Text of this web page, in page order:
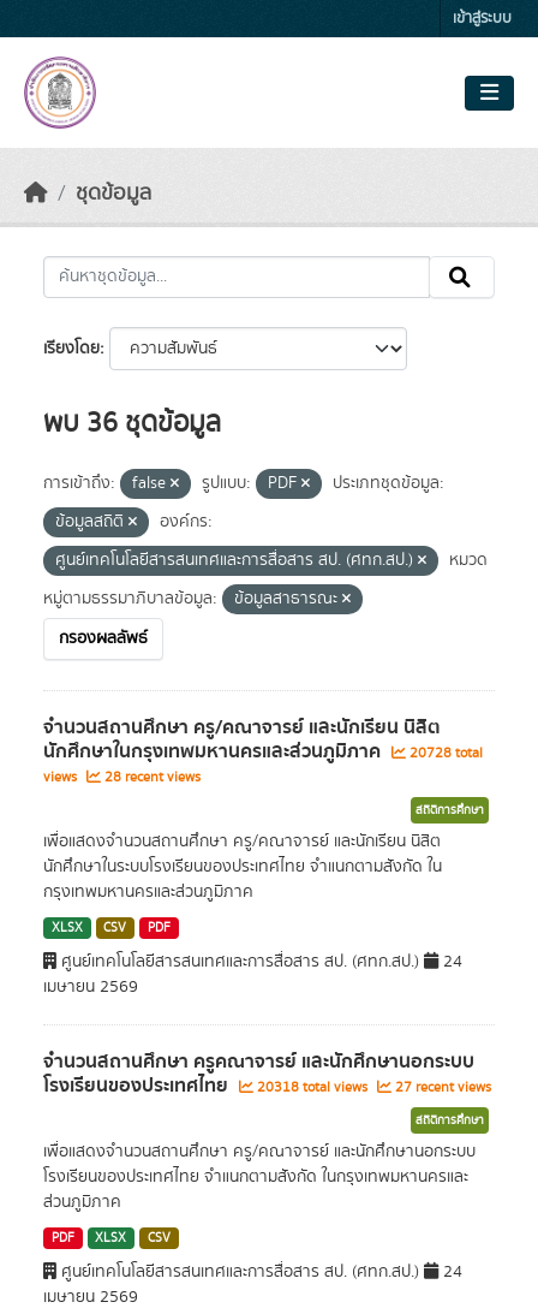
เข้าสู่ระบบ
ชุดข้อมูล
เรียงโดย
พบ 36 ชุดข้อมูล
การเข้าถึง: false รูปแบบ: PDF
ประเภทชุดข้อมูล:
ข้อมูลสถิติ
องค์กร:
ศูนย์เทคโนโลยีสารสนเทศและการสื่อสาร สป. (ศทก.สป.)
หมวด
หมู่ตามธรรมาภิบาลข้อมูล:
ข้อมูลสาธารณะ
กรองผลลัพธ์
จำนวนสถานศึกษา ครู/คณาจารย์ และนักเรียน นิสิต
นักศึกษาในกรุงเทพมหานครและส่วนภูมิภาค
20728 total
views
28 recent views
สถิติการศึกษา
เพื่อแสดงจำนวนสถานศึกษา ครู/คณาจารย์ และนักเรียน นิสิต
นักศึกษาในระบบโรงเรียนของประเทศไทย จำแนกตามสังกัด ใน
กรุงเทพมหานครและส่วนภูมิภาค
XLSX CSV PDF
ศูนย์เทคโนโลยีสารสนเทศและการสื่อสาร สป. (ศทก.สป.)
24
เมษายน 2569
จำนวนสถานศึกษา ครูคณาจารย์ และนักศึกษานอกระบบ
โรงเรียนของประเทศไทย 20318 total views 27 recent views
สถิติการศึกษา
เพื่อแสดงจำนวนสถานศึกษา ครู/คณาจารย์ และนักศึกษานอกระบบ
โรงเรียนของประเทศไทย จำแนกตามสังกัด ในกรุงเทพมหานครและ
ส่วนภูมิภาค
PDF XLSX CSV
ศูนย์เทคโนโลยีสารสนเทศและการสื่อสาร สป. (ศทก.สป.)
24
เมษายน 2569